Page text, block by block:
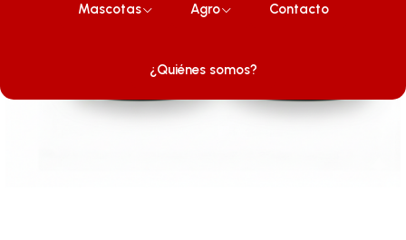
Mascotas Agro Contacto
¿Quiénes somos?